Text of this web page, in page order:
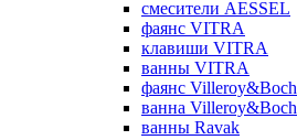
смесители AESSEL
фаянс VITRA
клавиши VITRA
ванны VITRA
фаянс Villeroy&Boch
ванна Villeroy&Boch
ванны Ravak